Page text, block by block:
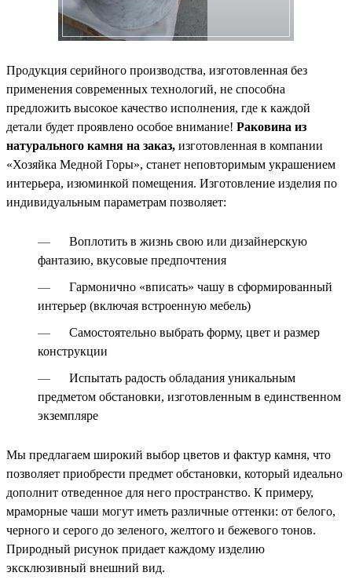
Продукция серийного производства, изготовленная без
применения современных технологий, не способна
предложить высокое качество исполнения, где к каждой
детали будет проявлено особое внимание! Раковина из
натурального камня на заказ, изготовленная в компании
«Хозяйка Медной Горы», станет неповторимым украшением
интерьера, изюминкой помещения. Изготовление изделия по
индивидуальным параметрам позволяет:
Воплотить в жизнь свою или дизайнерскую
фантазию, вкусовые предпочтения
Гармонично «вписать» чашу в сформированный
интерьер (включая встроенную мебель)
Самостоятельно выбрать форму, цвет и размер
конструкции
Испытать радость обладания уникальным
предметом обстановки, изготовленным в единственном
экземпляре
Мы предлагаем широкий выбор цветов и фактур камня, что
позволяет приобрести предмет обстановки, который идеально
дополнит отведенное для него пространство. К примеру,
мраморные чаши могут иметь различные оттенки: от белого,
черного и серого до зеленого, желтого и бежевого тонов.
Природный рисунок придает каждому изделию
эксклюзивный внешний вид.